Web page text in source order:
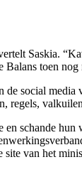
Saskia.
Balans toen nog
social media
regels,
en schande
van het